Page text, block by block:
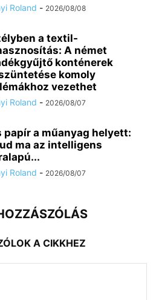
Roland - 2026/08/08
a textil-
A német
konténerek
komoly
vezethet
Roland - 2026/08/07
papír a műanyag helyett:
ma az intelligens
Roland - 2026/08/07
A CIKKHEZ